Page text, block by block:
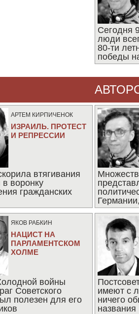
Сегодня
люди
80-ти
победы
АРТЕМ КИРПИЧЕНОК
ИЗРАИЛЬ. ПРОТЕСТ
И РЕПРЕССИИ
втягивания
воронку
гражданских
ЯКОВ РАБКИН
НАЦИСТ НА
ПАРЛАМЕНТСКОМ
ХОЛМЕ
войны
Советского
полезен для его
имеют с
ничего
названия